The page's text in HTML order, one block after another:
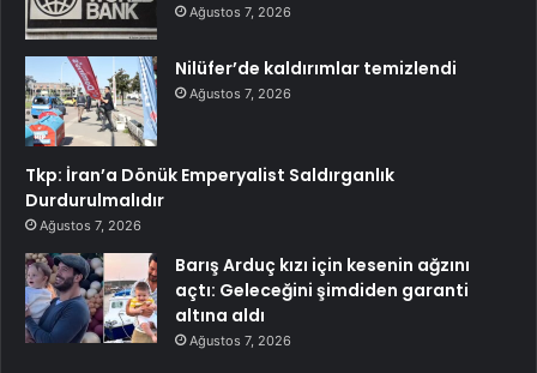
Ağustos 7, 2026
Nilüfer’de kaldırımlar temizlendi
Ağustos 7, 2026
Tkp: İran’a Dönük Emperyalist Saldırganlık
Durdurulmalıdır
Ağustos 7, 2026
Barış Arduç kızı için kesenin ağzını
açtı: Geleceğini şimdiden garanti
altına aldı
Ağustos 7, 2026